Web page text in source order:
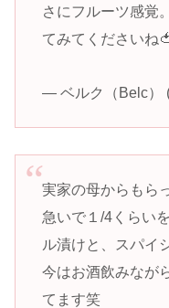
さにフルーツ感覚
てみてくださいね
— ベルク（Belc）
実家の母からもら
急いで１/4くらい
ル漬けと、スパイ
今はお酒飲みなが
てます笑